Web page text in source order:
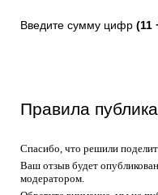
Введите сумму цифр (11
Правила
Спасибо, что решили
Ваш отзыв будет
модератором.